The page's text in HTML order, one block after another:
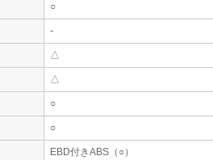
○
-
△
△
○
○
EBD付きABS（○）